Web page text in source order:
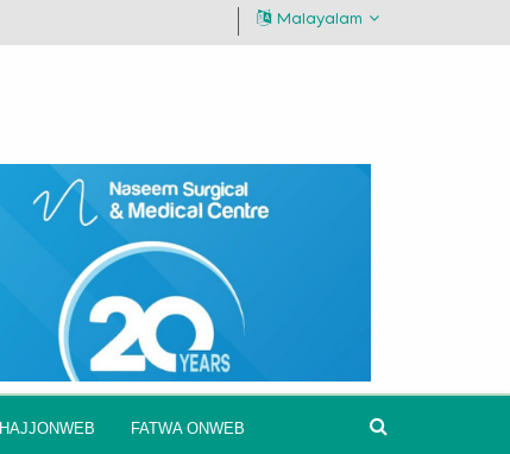
Malayalam
HAJJONWEB FATWA ONWEB